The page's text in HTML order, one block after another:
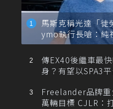
馬斯克稱光達「徒
ymo執行長嗆：純
自動駕駛
傳EX40後繼車最
身？有望以SPA3
Freelander品牌
萬輛目標 CJLR：